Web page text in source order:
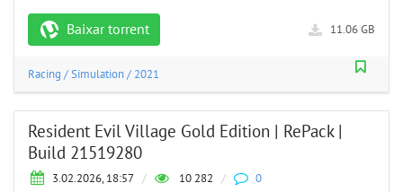
Baixar torrent 11.06 GB
Racing /Simulation/ 2021
Resident Evil Village Gold Edition | RePack |
Build 21519280
3.02.2026, 18:57 / 10 282 / 0